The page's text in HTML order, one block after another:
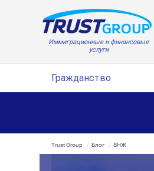
Иммиграционные и финансовые
услуги
Гражданство
Trust Group Блог ВНЖ